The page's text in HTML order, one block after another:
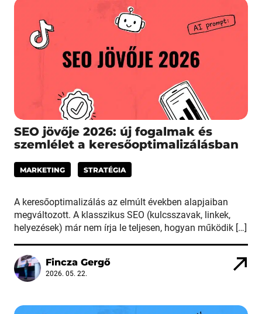
SEO jövője 2026: új fogalmak és
szemlélet a keresőoptimalizálásban
MARKETING STRATÉGIA
A keresőoptimalizálás az elmúlt években alapjaiban
megváltozott. A klasszikus SEO (kulcsszavak, linkek,
helyezések) már nem írja le teljesen, hogyan működik […]
Fincza Gergő
2026. 05. 22.